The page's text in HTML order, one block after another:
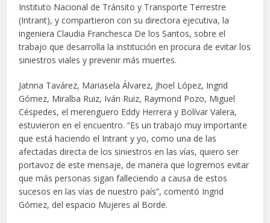
Instituto Nacional de Tránsito y Transporte Terrestre
(Intrant), y compartieron con su directora ejecutiva, la
ingeniera Claudia Franchesca De los Santos, sobre el
trabajo que desarrolla la institución en procura de evitar los
siniestros viales y prevenir más muertes.
Jatnna Tavárez, Mariasela Álvarez, Jhoel López, Ingrid
Gómez, Miralba Ruiz, Iván Ruiz, Raymond Pozo, Miguel
Céspedes, el merenguero Eddy Herrera y Bolívar Valera,
estuvieron en el encuentro. “Es un trabajo muy importante
que está haciendo el Intrant y yo, como una de las
afectadas directa de los siniestros en las vías, quiero ser
portavoz de este mensaje, de manera que logremos evitar
que más personas sigan falleciendo a causa de estos
sucesos en las vías de nuestro país”, comentó Ingrid
Gómez, del espacio Mujeres al Borde.